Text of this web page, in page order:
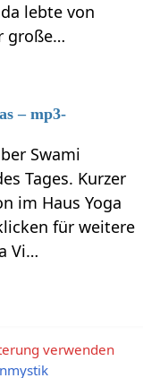
lebte von
große…
– mp3-
Swami
Tages. Kurzer
im Haus Yoga
für weitere
Vi…
verwenden